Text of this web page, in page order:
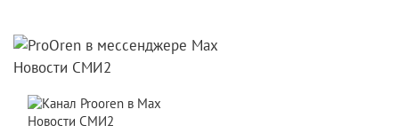
Новости СМИ2
Новости СМИ2